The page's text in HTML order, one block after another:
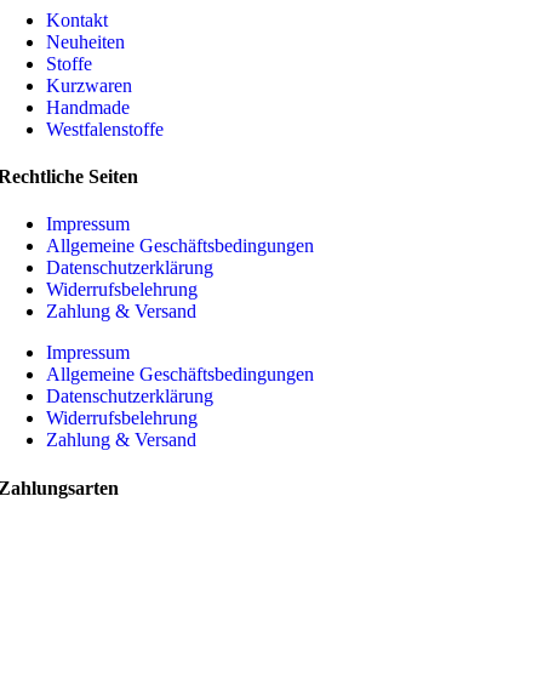
Kontakt
Neuheiten
Stoffe
Kurzwaren
Handmade
Westfalenstoffe
Seiten
Impressum
Allgemeine Geschäftsbedingungen
Datenschutzerklärung
Widerrufsbelehrung
Zahlung & Versand
Impressum
Allgemeine Geschäftsbedingungen
Datenschutzerklärung
Widerrufsbelehrung
Zahlung & Versand